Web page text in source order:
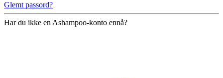
Glemt passord?
Har du ikke en Ashampoo-konto ennå?